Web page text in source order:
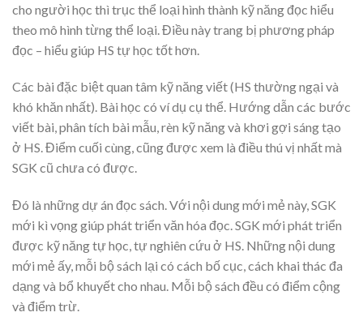
cho người học thì trục thể loại hình thành kỹ năng đọc hiểu
theo mô hình từng thể loại. Điều này trang bị phương pháp
đọc – hiểu giúp HS tự học tốt hơn.
Các bài đặc biệt quan tâm kỹ năng viết (HS thường ngại và
khó khăn nhất). Bài học có ví dụ cụ thể. Hướng dẫn các bước
viết bài, phân tích bài mẫu, rèn kỹ năng và khơi gợi sáng tạo
ở HS. Điểm cuối cùng, cũng được xem là điều thú vị nhất mà
SGK cũ chưa có được.
Đó là những dự án đọc sách. Với nội dung mới mẻ này, SGK
mới kì vọng giúp phát triển văn hóa đọc. SGK mới phát triển
được kỹ năng tự học, tự nghiên cứu ở HS. Những nội dung
mới mẻ ấy, mỗi bộ sách lại có cách bố cục, cách khai thác đa
dạng và bổ khuyết cho nhau. Mỗi bộ sách đều có điểm cộng
và điểm trừ.